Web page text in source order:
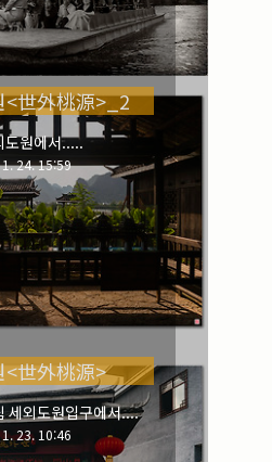
<世外桃源>_2
도원에서.....
24. 15:59
<世外桃源>
세외도원입구에서....
23. 10:46